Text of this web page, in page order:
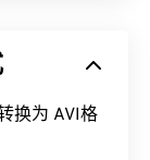
播放程序
选的平台。
、副标题、
换为 AVI格